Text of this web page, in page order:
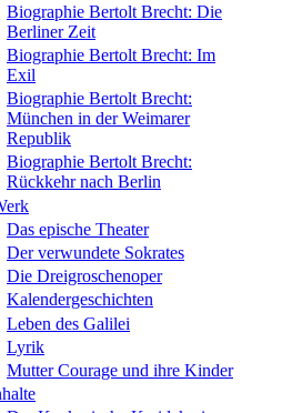
Biographie Bertolt Brecht: Die
Berliner Zeit
Biographie Bertolt Brecht: Im
Exil
Biographie Bertolt Brecht:
München in der Weimarer
Republik
Biographie Bertolt Brecht:
Rückkehr nach Berlin
Das epische Theater
Der verwundete Sokrates
Die Dreigroschenoper
Kalendergeschichten
Leben des Galilei
Lyrik
Mutter Courage und ihre Kinder